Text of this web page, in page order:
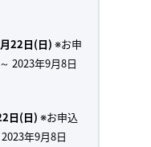
22日(日) ※お申
2023年9月8日
日(日) ※お申込
年9月8日